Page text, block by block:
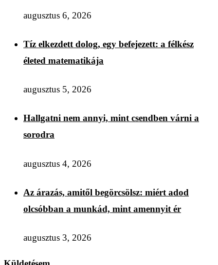
augusztus 6, 2026
Tíz elkezdett dolog, egy befejezett: a félkész
életed matematikája
augusztus 5, 2026
Hallgatni nem annyi, mint csendben várni a
sorodra
augusztus 4, 2026
Az árazás, amitől begörcsölsz: miért adod
olcsóbban a munkád, mint amennyit ér
augusztus 3, 2026